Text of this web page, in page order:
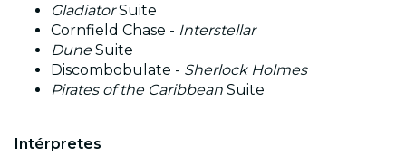
GladiatorSuite
Cornfield Chase - Interstellar
DuneSuite
Discombobulate - Sherlock Holmes
Pirates of the Caribbean Suite
Intérpretes